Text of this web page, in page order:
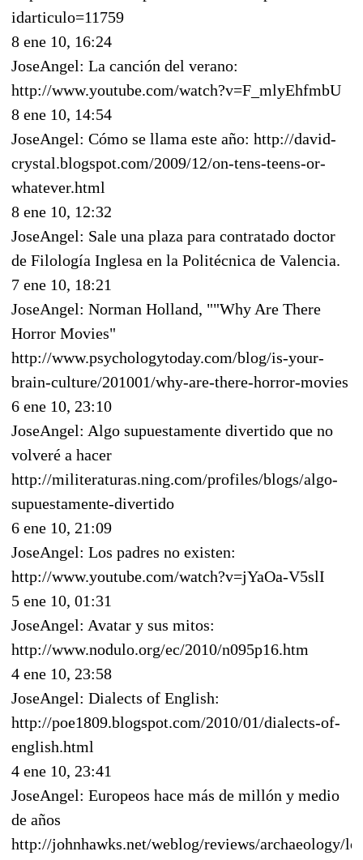
idarticulo=11759
8 ene 10, 16:24
JoseAngel: La canción del verano:
http://www.youtube.com/watch?v=F_mlyEhfmbU
8 ene 10, 14:54
JoseAngel: Cómo se llama este año: http://david-
crystal.blogspot.com/2009/12/on-tens-teens-or-
whatever.html
8 ene 10, 12:32
JoseAngel: Sale una plaza para contratado doctor
de Filología Inglesa en la Politécnica de Valencia.
7 ene 10, 18:21
JoseAngel: Norman Holland, ""Why Are There
Horror Movies"
http://www.psychologytoday.com/blog/is-your-
brain-culture/201001/why-are-there-horror-movies
6 ene 10, 23:10
JoseAngel: Algo supuestamente divertido que no
volveré a hacer
http://militeraturas.ning.com/profiles/blogs/algo-
supuestamente-divertido
6 ene 10, 21:09
JoseAngel: Los padres no existen:
http://www.youtube.com/watch?v=jYaOa-V5slI
5 ene 10, 01:31
JoseAngel: Avatar y sus mitos:
http://www.nodulo.org/ec/2010/n095p16.htm
4 ene 10, 23:58
JoseAngel: Dialects of English:
http://poe1809.blogspot.com/2010/01/dialects-of-
english.html
4 ene 10, 23:41
JoseAngel: Europeos hace más de millón y medio
de años
http://johnhawks.net/weblog/reviews/archaeology/